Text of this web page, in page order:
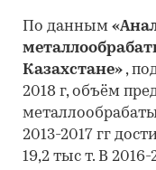
По данным
Казахстане» ,
2018 г, объём
2013-2017 гг
19,2 тыс т. В